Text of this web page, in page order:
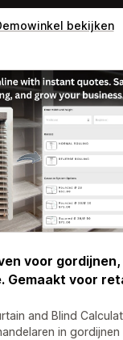
bekijken
voor
Gemaakt voor
and Blind
in gordijnen